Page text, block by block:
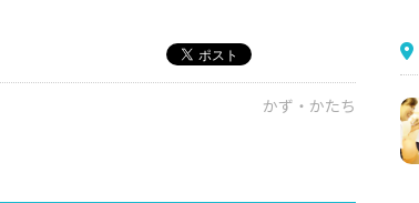
かず・かたち